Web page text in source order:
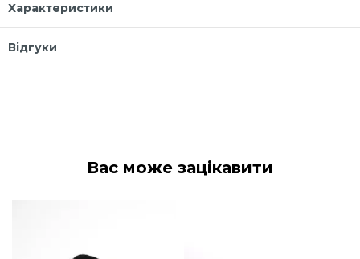
Характеристики
Відгуки
Вас може зацікавити